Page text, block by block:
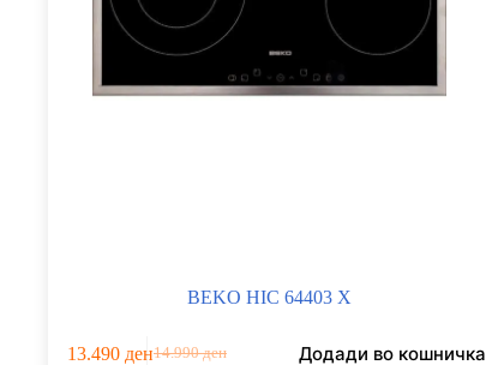
BEKO HIC 64403 X
14.990ден
13.490 ден Додади во кошничка